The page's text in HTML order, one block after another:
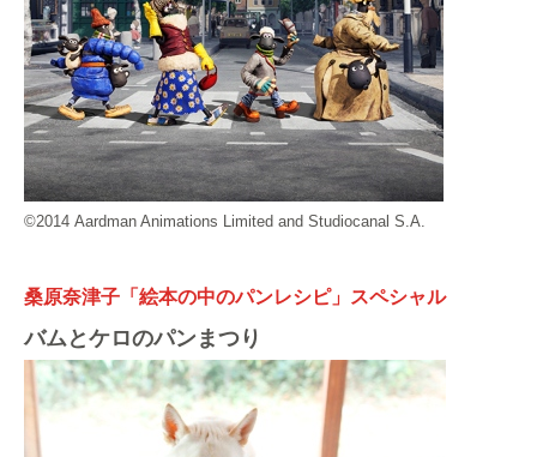
©2014 Aardman Animations Limited and Studiocanal S.A.
桑原奈津子「絵本の中のパンレシピ」スペシャル
バムとケロのパンまつり